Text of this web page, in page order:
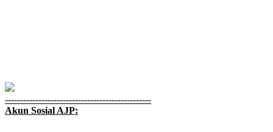
------------------------------------------------
Akun Sosial AJP: